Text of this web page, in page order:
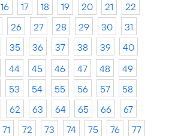
16 17 18 19 20 21
22
26 27 28 29 30
31
35 36 37 38 39
40
44 45 46 47 48
49
53 54 55 56 57
58
62 63 64 65 66
67
71 72 73 74 75 76
77